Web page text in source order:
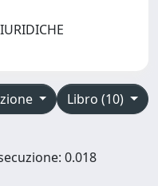
Libro (10)
0.018